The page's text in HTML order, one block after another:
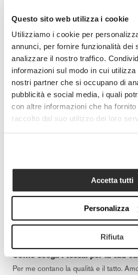
Questo sito web utilizza i cookie
Utilizziamo i cookie per
annunci, per fornire funzionalità dei
analizzare il nostro traffico.
informazioni sul modo in cui
nostri partner che si occupano di
pubblicità e social media, i quali
con altre informazioni che ha
raccolto dal suo utilizzo dei loro
Accetta tutti
Personalizza
Rifiuta
Come scegli i tessili per la tua
Per me contano la qualità e il tatto.